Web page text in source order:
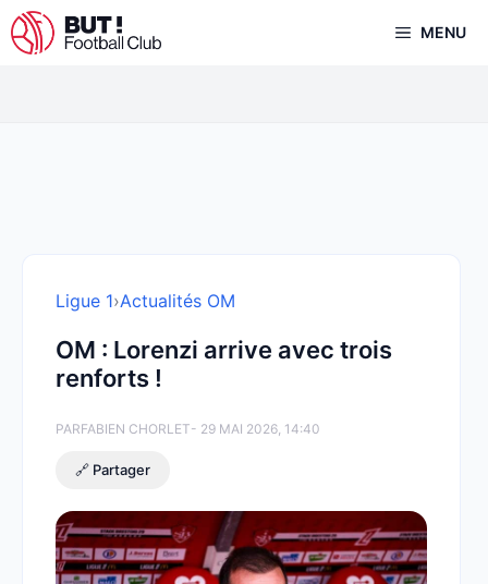
Aller
au
MENU
Ligue 1›Actualités OM
OM : Lorenzi arrive avec trois
renforts !
PARFABIEN CHORLET- 29 MAI 2026, 14:40
🔗 Partager